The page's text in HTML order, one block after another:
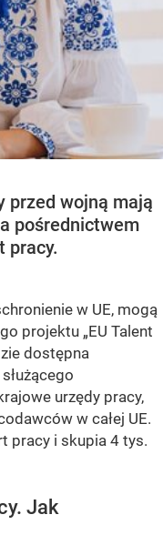
przed wojną mają
pośrednictwem
pracy.
w UE, mogą
projektu „EU Talent
dostępna
urzędy pracy,
w całej UE.
pracy i skupia 4 tys.
Jak